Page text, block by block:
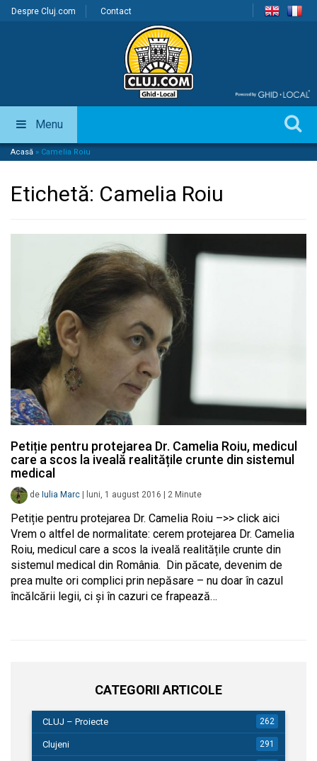
Despre Cluj.com Contact
Menu
Acasă » Camelia Roiu
Etichetă: Camelia Roiu
Petiție pentru protejarea Dr. Camelia Roiu, medicul
care a scos la iveală realitățile crunte din sistemul
medical
de Iulia Marc luni, 1 august 2016 2 Minute
Petiție pentru protejarea Dr. Camelia Roiu –>> click aici
Vrem o altfel de normalitate: cerem protejarea Dr. Camelia
Roiu, medicul care a scos la iveală realitățile crunte din
sistemul medical din România. Din păcate, devenim de
prea multe ori complici prin nepăsare – nu doar în cazul
încălcării legii, ci și în cazuri ce frapează…
CATEGORII ARTICOLE
CLUJ – Proiecte 262
Clujeni 291